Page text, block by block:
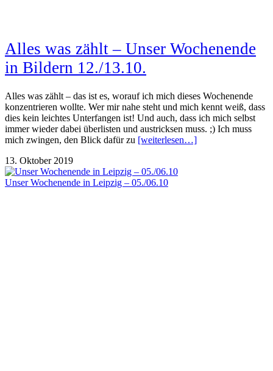
Alles was zählt – Unser Wochenende
in Bildern 12./13.10.
Alles was zählt – das ist es, worauf ich mich dieses Wochenende
konzentrieren wollte. Wer mir nahe steht und mich kennt weiß, dass
dies kein leichtes Unterfangen ist! Und auch, dass ich mich selbst
immer wieder dabei überlisten und austricksen muss. ;) Ich muss
mich zwingen, den Blick dafür zu [weiterlesen…]
13. Oktober 2019
Unser Wochenende in Leipzig – 05./06.10